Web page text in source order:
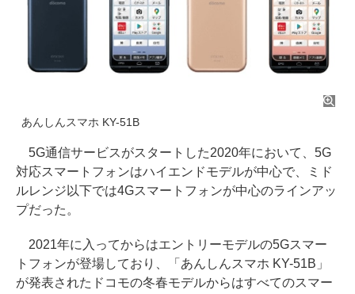
あんしんスマホ KY-51B
5G通信サービスがスタートした2020年において、5G
対応スマートフォンはハイエンドモデルが中心で、ミド
ルレンジ以下では4Gスマートフォンが中心のラインアッ
プだった。
2021年に入ってからはエントリーモデルの5Gスマー
トフォンが登場しており、「あんしんスマホ KY-51B」
が発表されたドコモの冬春モデルからはすべてのスマー